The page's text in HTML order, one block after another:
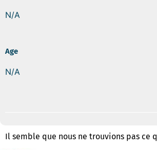
N/A
Age
N/A
Il semble que nous ne trouvions pas ce